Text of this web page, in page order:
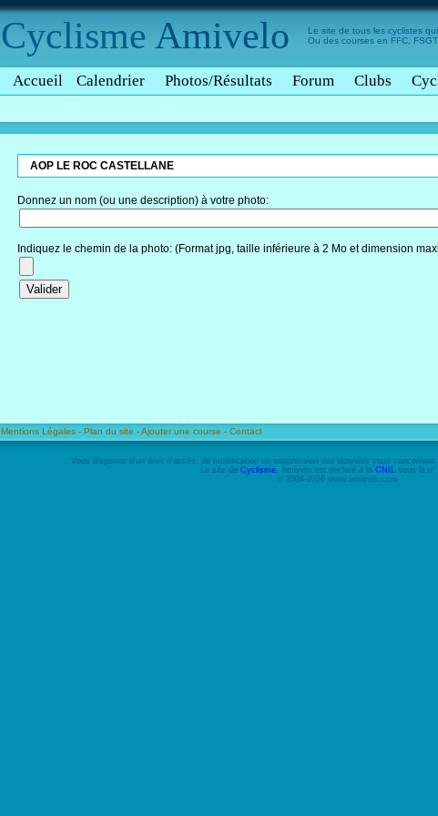
Cyclisme Amivelo
Le site de tous les cyclistes
Ou des courses en FFC,
Accueil Calendrier Photos/Résultats Forum Clubs
AOP LE ROC CASTELLANE
Donnez un nom (ou une description) à votre photo:
Indiquez le chemin de la photo: (Format jpg, taille inférieure à 2 Mo et dimension
Mentions Légales - Plan du site -Ajouter une course - Contact
Vous disposez d'un droit d'accès, de modification ou suppression des données vous
Le site de Cyclisme, Amivelo est déclaré à la CNIL sous le n°
© 2004-2026 www.amivelo.com